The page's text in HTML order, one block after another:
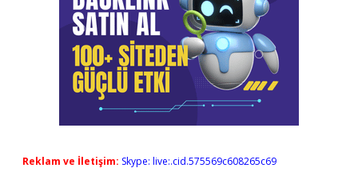
Reklam ve İletişim: Skype: live:.cid.575569c608265c69